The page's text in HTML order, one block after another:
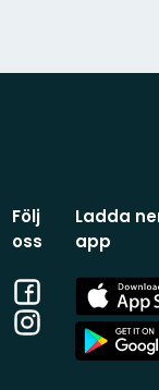
Följ
oss
Facebook
Instagram
Ladda
app
App
Store
App
Store